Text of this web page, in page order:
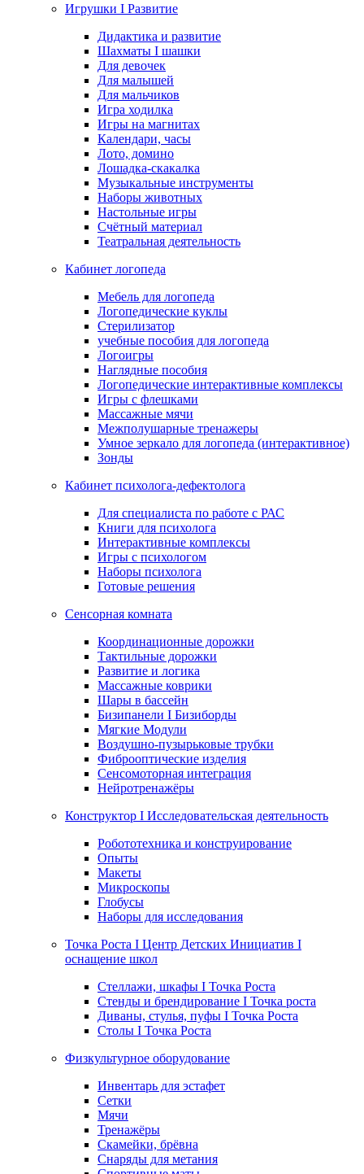
Игрушки I Развитие
Дидактика и развитие
Шахматы I шашки
Для девочек
Для малышей
Для мальчиков
Игра ходилка
Игры на магнитах
Календари, часы
Лото, домино
Лошадка-скакалка
Музыкальные инструменты
Наборы животных
Настольные игры
Счётный материал
Театральная деятельность
Кабинет логопеда
Мебель для логопеда
Логопедические куклы
Стерилизатор
учебные пособия для логопеда
Логоигры
Наглядные пособия
Логопедические интерактивные комплексы
Игры с флешками
Массажные мячи
Межполушарные тренажеры
Умное зеркало для логопеда (интерактивное)
Зонды
Кабинет психолога-дефектолога
Для специалиста по работе с РАС
Книги для психолога
Интерактивные комплексы
Игры с психологом
Наборы психолога
Готовые решения
Сенсорная комната
Координационные дорожки
Тактильные дорожки
Развитие и логика
Массажные коврики
Шары в бассейн
Бизипанели I Бизиборды
Мягкие Модули
Воздушно-пузырьковые трубки
Фиброоптические изделия
Сенсомоторная интеграция
Нейротренажёры
Конструктор I Исследовательская деятельность
Робототехника и конструирование
Опыты
Макеты
Микроскопы
Глобусы
Наборы для исследования
Точка Роста I Центр Детских Инициатив I
оснащение школ
Стеллажи, шкафы I Точка Роста
Стенды и брендирование I Точка роста
Диваны, стулья, пуфы I Точка Роста
Столы I Точка Роста
Физкультурное оборудование
Инвентарь для эстафет
Сетки
Мячи
Тренажёры
Скамейки, брёвна
Снаряды для метания